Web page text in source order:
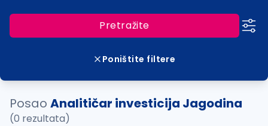
Pretražite
Poništite filtere
Posao Analitičar investicija Jagodina
(0 rezultata)